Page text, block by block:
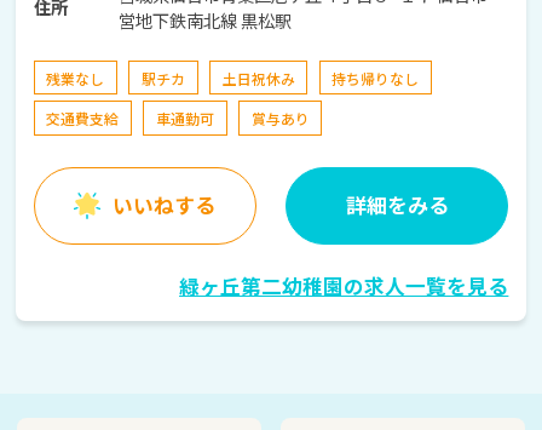
住所
営地下鉄南北線 黒松駅
残業なし 駅チカ 土日祝休み
持ち帰りなし
交通費支給
車通勤可 賞与あり
いいねする 詳細をみる
緑ヶ丘第二幼稚園の求人一覧を見る